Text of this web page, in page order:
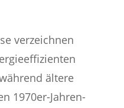
verzeichnen
ältere
1970er-Jahren-